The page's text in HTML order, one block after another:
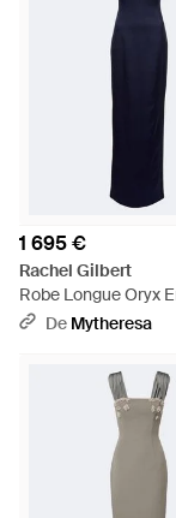
1 695 €
Rachel Gilbert
Robe Longue Oryx
Ornements - Bleu
De Mytheresa